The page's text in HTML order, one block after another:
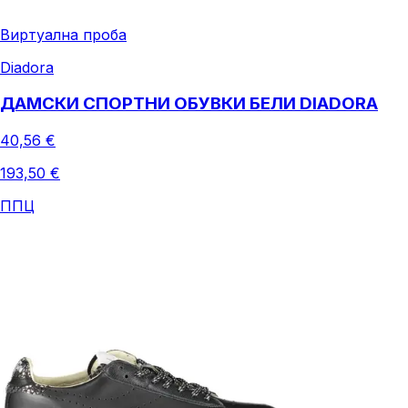
Виртуална проба
Diadora
ДАМСКИ СПОРТНИ ОБУВКИ БЕЛИ DIADORA
40,56 €
193,50 €
ППЦ